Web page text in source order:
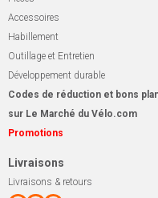
Accessoires
Habillement
Outillage et Entretien
Développement durable
Codes de réduction et bons
sur Le Marché du Vélo.com
Promotions
Livraisons
Livraisons & retours